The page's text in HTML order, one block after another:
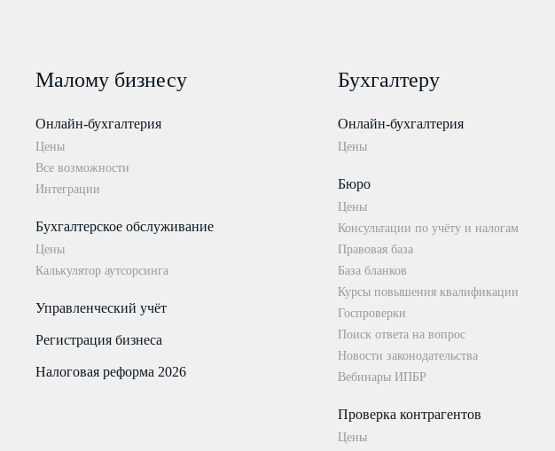
Малому бизнесу
Онлайн-бухгалтерия
Цены
Все возможности
Интеграции
Бухгалтерское обслуживание
Цены
Калькулятор аутсорсинга
Управленческий учёт
Регистрация бизнеса
Налоговая реформа 2026
Бухгалтеру
Онлайн-бухгалтерия
Цены
Бюро
Цены
Консультации по учёту и налогам
Правовая база
База бланков
Курсы повышения квалификации
Госпроверки
Поиск ответа на вопрос
Новости законодательства
Вебинары ИПБР
Проверка контрагентов
Цены